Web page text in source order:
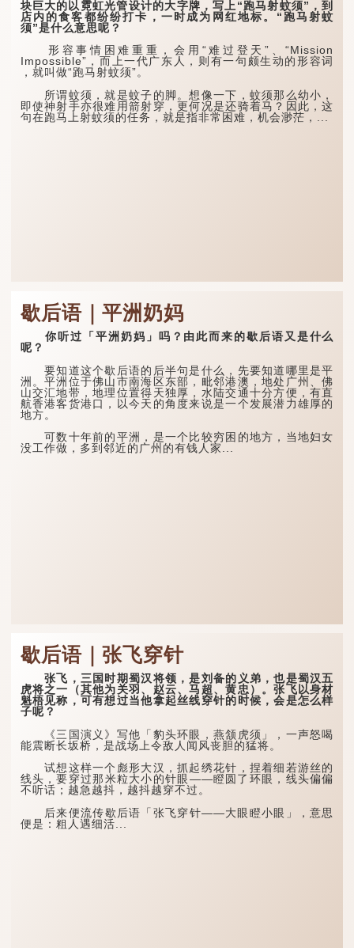
块巨大的以霓虹光管设计的大字牌，写上“跑马射蚊须”，到
店内的食客都纷纷打卡，一时成为网红地标。“跑马射蚊
须”是什么意思呢？
形容事情困难重重，会用“难过登天”、“Mission
Impossible”，而上一代广东人，则有一句颇生动的形容词
，就叫做“跑马射蚊须”。
所谓蚊须，就是蚊子的脚。想像一下，蚊须那么幼小，
即使神射手亦很难用箭射穿，更何况是还骑着马？因此，这
句在跑马上射蚊须的任务，就是指非常困难，机会渺茫，...
歇后语｜平洲奶妈
你听过「平洲奶妈」吗？由此而来的歇后语又是什么
呢？
要知道这个歇后语的后半句是什么，先要知道哪里是平
洲。平洲位于佛山市南海区东部，毗邻港澳，地处广州、佛
山交汇地带，地理位置得天独厚，水陆交通十分方便，有直
航香港客货港口，以今天的角度来说是一个发展潜力雄厚的
地方。
可数十年前的平洲，是一个比较穷困的地方，当地妇女
没工作做，多到邻近的广州的有钱人家...
歇后语｜张飞穿针
张飞，三国时期蜀汉将领，是刘备的义弟，也是蜀汉五
虎将之一（其他为关羽、赵云、马超、黄忠）。张飞以身材
魁梧见称，可有想过当他拿起丝线穿针的时候，会是怎么样
子呢？
《三国演义》写他「豹头环眼，燕颔虎须」，一声怒喝
能震断长坂桥，是战场上令敌人闻风丧胆的猛将。
试想这样一个彪形大汉，抓起绣花针，捏着细若游丝的
线头，要穿过那米粒大小的针眼——瞪圆了环眼，线头偏偏
不听话；越急越抖，越抖越穿不过。
后来便流传歇后语「张飞穿针——大眼瞪小眼」，意思
便是：粗人遇细活...